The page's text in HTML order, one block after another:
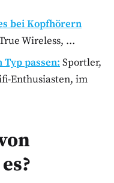
bei Kopfhörern
Wireless, …
passen: Sportler,
Enthusiasten, im